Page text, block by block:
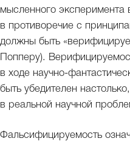
мысленного эксперимента
в противоречие с
должны быть
Попперу).
в ходе научно-
быть убедителен
в реальной научной
Фальсифицируемость